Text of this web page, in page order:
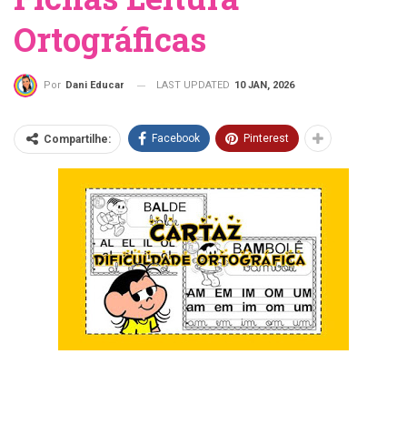
Ortográficas
Por Dani Educar LAST UPDATED 10 JAN, 2026
Compartilhe: Facebook Pinterest